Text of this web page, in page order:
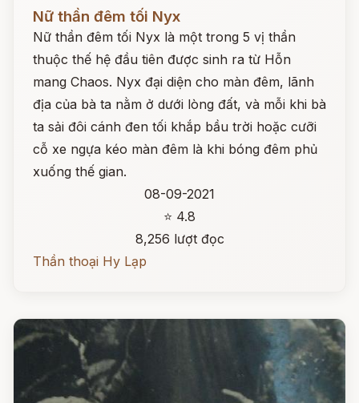
Nữ thần đêm tối Nyx
Nữ thần đêm tối Nyx là một trong 5 vị thần
thuộc thế hệ đầu tiên được sinh ra từ Hỗn
mang Chaos. Nyx đại diện cho màn đêm, lãnh
địa của bà ta nằm ở dưới lòng đất, và mỗi khi bà
ta sải đôi cánh đen tối khắp bầu trời hoặc cưỡi
cỗ xe ngựa kéo màn đêm là khi bóng đêm phủ
xuống thế gian.
08-09-2021
⭐ 4.8
8,256 lượt đọc
Thần thoại Hy Lạp